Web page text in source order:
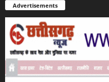
Advertisements